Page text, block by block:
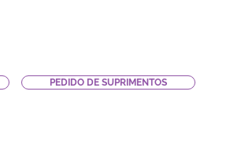
PEDIDO DE SUPRIMENTOS